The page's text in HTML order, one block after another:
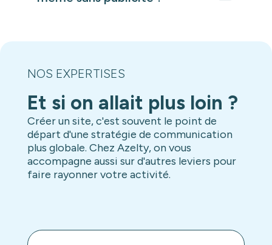
Sellsy) ou à vos outils marketing afin
Ces intégrations permettent de gagner du
campagnes internes.
offre ou un service et d’adapter le
message au contexte de recherche de
l’utilisateur.
NOS EXPERTISES
Et si on allait plus loin ?
Créer un site, c'est souvent le point de
départ d'une stratégie de communication
plus globale. Chez Azelty, on vous
accompagne aussi sur d'autres leviers pour
faire rayonner votre activité.